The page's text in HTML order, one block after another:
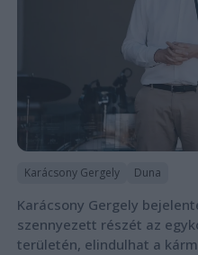
Karácsony Gergely Duna
Karácsony Gergely
szennyezett részét az
területén, elindulhat a